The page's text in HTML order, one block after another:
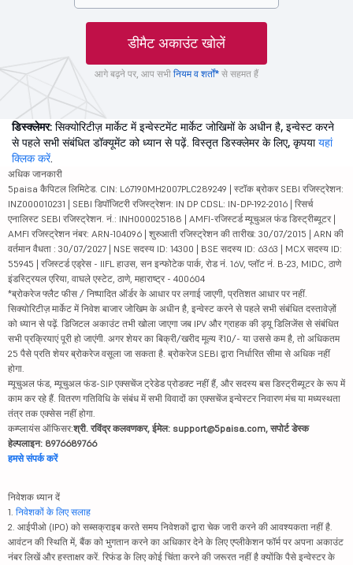
डीमैट अकाउंट खोलें
आगे बढ़ने पर, आप सभी नियम व शर्तों* से सहमत हैं
डिस्क्लेमर: सिक्योरिटीज़ मार्केट में इन्वेस्टमेंट मार्केट जोखिमों के अधीन है, इन्वेस्ट करने
से पहले सभी संबंधित डॉक्यूमेंट को ध्यान से पढ़ें. विस्तृत डिस्क्लेमर के लिए, कृपयायहां
क्लिक करें.
अधिक जानकारी
5paisa कैपिटल लिमिटेड. CIN: L67190MH2007PLC289249 | स्टॉक ब्रोकर SEBI रजिस्ट्रेशन:
INZ000010231 | SEBI डिपॉजिटरी रजिस्ट्रेशन: IN DP CDSL: IN-DP-192-2016 | रिसर्च
एनालिस्ट SEBI रजिस्ट्रेशन. नं.: INH000025188 | AMFI-रजिस्टर्ड म्यूचुअल फंड डिस्ट्रीब्यूटर |
AMFI रजिस्ट्रेशन नंबर: ARN-104096 | शुरुआती रजिस्ट्रेशन की तारीख: 30/07/2015 | ARN की
वर्तमान वैधता : 30/07/2027 | NSE सदस्य ID: 14300 | BSE सदस्य ID: 6363 | MCX सदस्य ID:
55945 | रजिस्टर्ड एड्रेस - IIFL हाउस, सन इन्फोटेक पार्क, रोड नं. 16V, प्लॉट नं. B-23, MIDC, ठाणे
इंडस्ट्रियल एरिया, वाघले एस्टेट, ठाणे, महाराष्ट्र - 400604
*ब्रोकरेज फ्लैट फीस / निष्पादित ऑर्डर के आधार पर लगाई जाएगी, प्रतिशत आधार पर नहीं.
सिक्योरिटीज़ मार्केट में निवेश बाजार जोखिम के अधीन है, इन्वेस्ट करने से पहले सभी संबंधित दस्तावेज़ों
को ध्यान से पढ़ें. डिजिटल अकाउंट तभी खोला जाएगा जब IPV और ग्राहक की ड्यू डिलिजेंस से संबंधित
सभी प्रक्रियाएं पूरी हो जाएंगी. अगर शेयर का बिक्री/खरीद मूल्य ₹10/- या उससे कम है, तो अधिकतम
25 पैसे प्रति शेयर ब्रोकरेज वसूला जा सकता है. ब्रोकरेज SEBI द्वारा निर्धारित सीमा से अधिक नहीं
होगा.
म्यूचुअल फंड, म्यूचुअल फंड-SIP एक्सचेंज ट्रेडेड प्रोडक्ट नहीं हैं, और सदस्य बस डिस्ट्रीब्यूटर के रूप में
काम कर रहे हैं. वितरण गतिविधि के संबंध में सभी विवादों का एक्सचेंज इन्वेस्टर निवारण मंच या मध्यस्थता
तंत्र तक एक्सेस नहीं होगा.
कम्प्लायंस ऑफिसर:श्री. रविंद्र कलवणकर, ईमेल: support@5paisa.com, सपोर्ट डेस्क
हेल्पलाइन: 8976689766
हमसे संपर्क करें
निवेशक ध्यान दें
1. निवेशकों के लिए सलाह
2. आईपीओ (IPO) को सब्सक्राइब करते समय निवेशकों द्वारा चेक जारी करने की आवश्यकता नहीं है.
आवंटन की स्थिति में, बैंक को भुगतान करने का अधिकार देने के लिए एप्लीकेशन फॉर्म पर अपना अकाउंट
नंबर लिखें और हस्ताक्षर करें. रिफंड के लिए कोई चिंता करने की जरूरत नहीं है क्योंकि पैसे इन्वेस्टर के